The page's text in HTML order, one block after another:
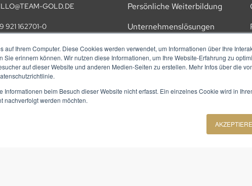
auf Ihrem Computer. Diese Cookies werden verwendet, um Informationen über Ihre
Sie erinnern können. Wir nutzen diese Informationen, um Ihre Website-Erfahrung zu
auf dieser Website und anderen Medien-Seiten zu erstellen. Mehr Infos über die
Informationen beim Besuch dieser Website nicht erfasst. Ein einzelnes Cookie wird in
nachverfolgt werden möchten.
GOLD.DE
921 162701-0
Persönliche Weiterbildung
Unternehmenslösungen
KI
Vorträge
Referenzen